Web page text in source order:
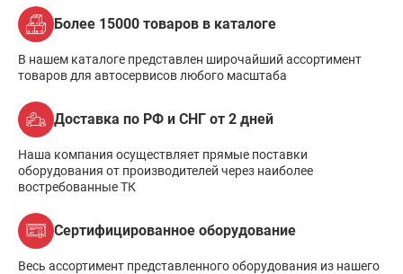
Более 15000 товаров в каталоге
В нашем каталоге представлен широчайший ассортимент
товаров для автосервисов любого масштаба
Доставка по РФ и СНГ от 2 дней
Наша компания осуществляет прямые поставки
оборудования от производителей через наиболее
востребованные ТК
Сертифицированное оборудование
Весь ассортимент представленного оборудования из нашего